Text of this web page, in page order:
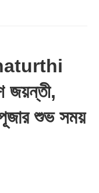
জয়ন্তী,
শুভ সময়